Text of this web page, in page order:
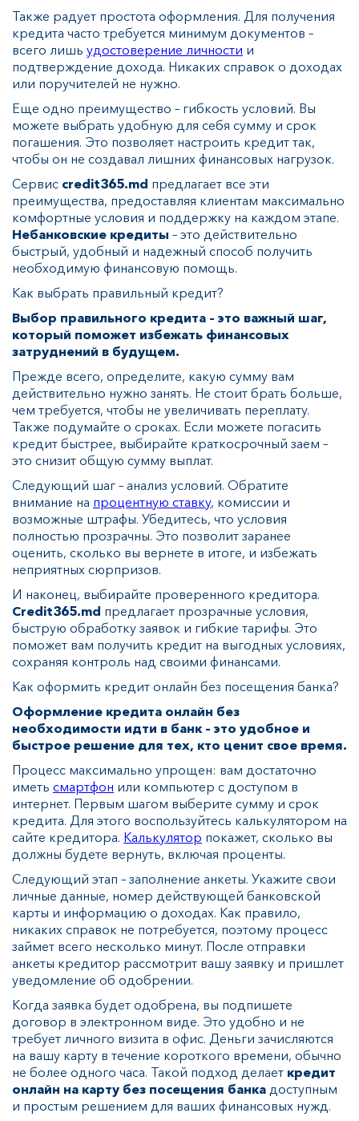
Также радует простота оформления. Для получения
кредита часто требуется минимум документов –
всего лишь удостоверение личности и
подтверждение дохода. Никаких справок о доходах
или поручителей не нужно.
Еще одно преимущество – гибкость условий. Вы
можете выбрать удобную для себя сумму и срок
погашения. Это позволяет настроить кредит так,
чтобы он не создавал лишних финансовых нагрузок.
Сервис credit365.md предлагает все эти
преимущества, предоставляя клиентам максимально
комфортные условия и поддержку на каждом этапе.
Небанковские кредиты – это действительно
быстрый, удобный и надежный способ получить
необходимую финансовую помощь.
Как выбрать правильный кредит?
Выбор правильного кредита – это важный шаг,
который поможет избежать финансовых
затруднений в будущем.
Прежде всего, определите, какую сумму вам
действительно нужно занять. Не стоит брать больше,
чем требуется, чтобы не увеличивать переплату.
Также подумайте о сроках. Если можете погасить
кредит быстрее, выбирайте краткосрочный заем –
это снизит общую сумму выплат.
Следующий шаг – анализ условий. Обратите
внимание на процентную ставку, комиссии и
возможные штрафы. Убедитесь, что условия
полностью прозрачны. Это позволит заранее
оценить, сколько вы вернете в итоге, и избежать
неприятных сюрпризов.
И наконец, выбирайте проверенного кредитора.
Credit365.md предлагает прозрачные условия,
быструю обработку заявок и гибкие тарифы. Это
поможет вам получить кредит на выгодных условиях,
сохраняя контроль над своими финансами.
Как оформить кредит онлайн без посещения банка?
Оформление кредита онлайн без
необходимости идти в банк – это удобное и
быстрое решение для тех, кто ценит свое время.
Процесс максимально упрощен: вам достаточно
иметь смартфон или компьютер с доступом в
интернет. Первым шагом выберите сумму и срок
кредита. Для этого воспользуйтесь калькулятором на
сайте кредитора. Калькулятор покажет, сколько вы
должны будете вернуть, включая проценты.
Следующий этап – заполнение анкеты. Укажите свои
личные данные, номер действующей банковской
карты и информацию о доходах. Как правило,
никаких справок не потребуется, поэтому процесс
займет всего несколько минут. После отправки
анкеты кредитор рассмотрит вашу заявку и пришлет
уведомление об одобрении.
Когда заявка будет одобрена, вы подпишете
договор в электронном виде. Это удобно и не
требует личного визита в офис. Деньги зачисляются
на вашу карту в течение короткого времени, обычно
не более одного часа. Такой подход делает кредит
онлайн на карту без посещения банка доступным
и простым решением для ваших финансовых нужд.